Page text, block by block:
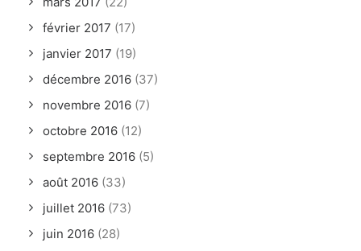
février 2017 (17)
janvier 2017 (19)
décembre 2016 (37)
novembre 2016 (7)
octobre 2016 (12)
septembre 2016 (5)
août 2016 (33)
juillet 2016 (73)
juin 2016 (28)